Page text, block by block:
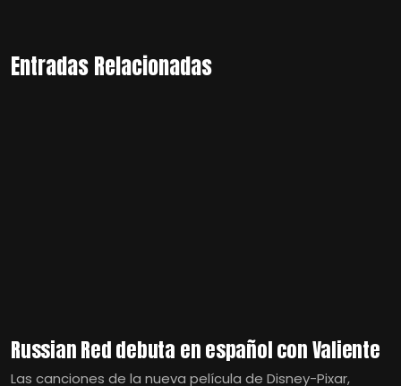
Entradas Relacionadas
Russian Red debuta en español con Valiente
Las canciones de la nueva película de Disney-Pixar,